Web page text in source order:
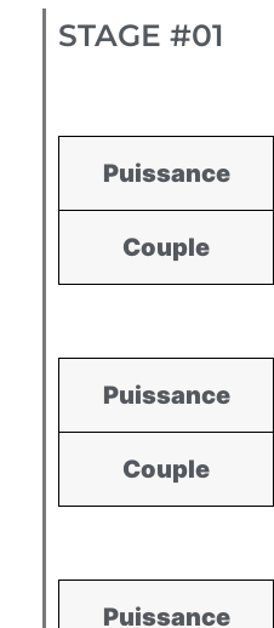
STAGE #01
Puissance
Couple
Puissance
Couple
Puissance